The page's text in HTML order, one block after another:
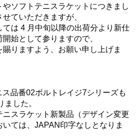
ソフトテニスラケットにつきまし
ていただきますが、
は 4 月中旬以降の出荷分より新仕
始として参りますので、
りますよう、お願い申し上げま
品番02ボルトレイジ7シリーズも
した。
スラケット新製品（デザイン変更
ては、JAPAN印字なしとなりま